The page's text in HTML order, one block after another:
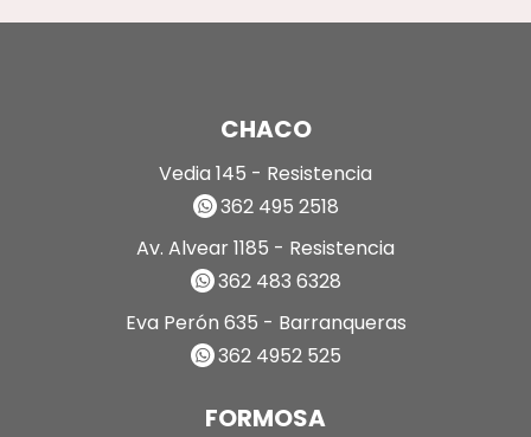
CHACO
Vedia 145 - Resistencia
362 495 2518
Av. Alvear 1185 - Resistencia
362 483 6328
Eva Perón 635 - Barranqueras
362 4952 525
FORMOSA